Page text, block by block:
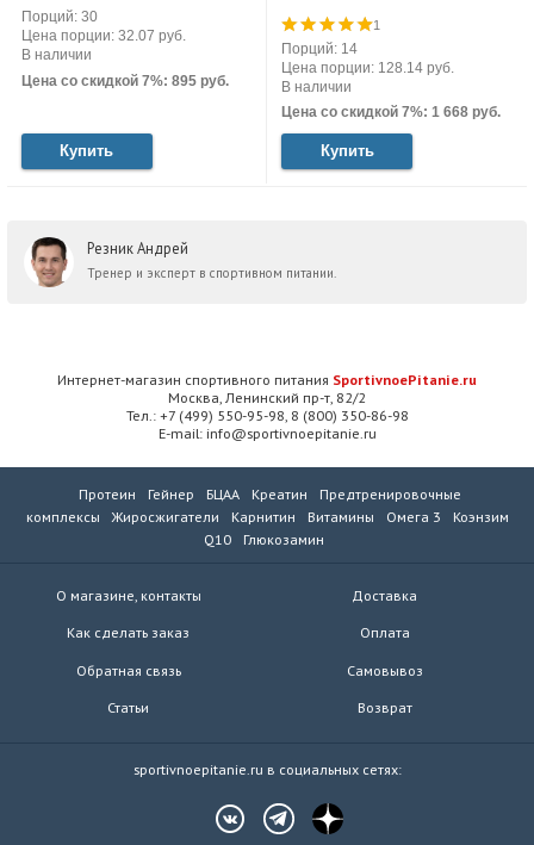
Порций: 30
Цена порции: 32.07 руб.
В наличии
Цена со скидкой 7%: 895 руб.
Купить
1
Порций: 14
Цена порции: 128.14 руб.
В наличии
Цена со скидкой 7%: 1 668 руб.
Купить
Резник Андрей
Тренер и эксперт в спортивном питании.
Интернет-магазин спортивного питания SportivnoePitanie.ru
Москва, Ленинский пр-т, 82/2
Тел.: +7 (499) 550-95-98, 8 (800) 350-86-98
E-mail: info@sportivnoepitanie.ru
Протеин Гейнер БЦАА Креатин
Предтренировочные
комплексы
Жиросжигатели Карнитин Витамины Омега 3
Коэнзим
Q10
Глюкозамин
О магазине, контакты
Как сделать заказ
Обратная связь
Статьи
Доставка
Оплата
Самовывоз
Возврат
sportivnoepitanie.ru в социальных сетях: